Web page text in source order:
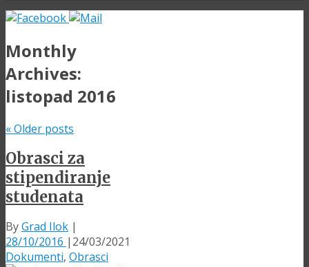
Monthly
Archives:
listopad 2016
«Older posts
Obrasci za
stipendiranje
studenata
ByGrad Ilok |
28/10/2016 | 24/03/2021
Dokumenti, Obrasci